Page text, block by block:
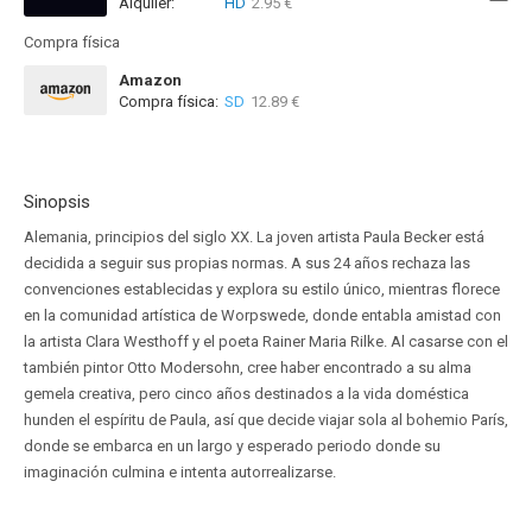
Disponible hasta el Dom, 29 Nov 2026 (Quedan 3 meses)
Compra física
Amazon
Compra física: SD 12.89 €
Sinopsis
Alemania, principios del siglo XX. La joven artista Paula Becker está
decidida a seguir sus propias normas. A sus 24 años rechaza las
convenciones establecidas y explora su estilo único, mientras florece
en la comunidad artística de Worpswede, donde entabla amistad con
la artista Clara Westhoff y el poeta Rainer Maria Rilke. Al casarse con el
también pintor Otto Modersohn, cree haber encontrado a su alma
gemela creativa, pero cinco años destinados a la vida doméstica
hunden el espíritu de Paula, así que decide viajar sola al bohemio París,
donde se embarca en un largo y esperado periodo donde su
imaginación culmina e intenta autorrealizarse.